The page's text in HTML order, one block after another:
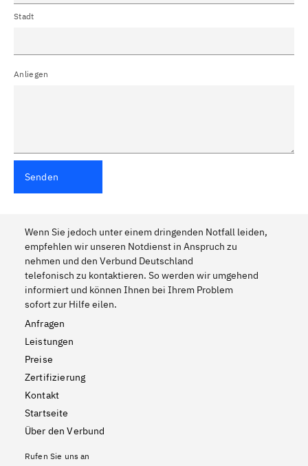
Stadt
Anliegen
Senden
Wenn Sie jedoch unter einem dringenden Notfall leiden,
empfehlen wir unseren Notdienst in Anspruch zu
nehmen und den Verbund Deutschland
telefonisch zu kontaktieren. So werden wir umgehend
informiert und können Ihnen bei Ihrem Problem
sofort zur Hilfe eilen.
Anfragen
Leistungen
Preise
Zertifizierung
Kontakt
Startseite
Über den Verbund
Rufen Sie uns an